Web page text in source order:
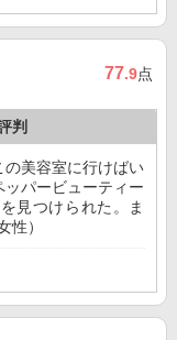
77.9点
判
の美容室に行けばい
パービューティー
見つけられた。ま
性）